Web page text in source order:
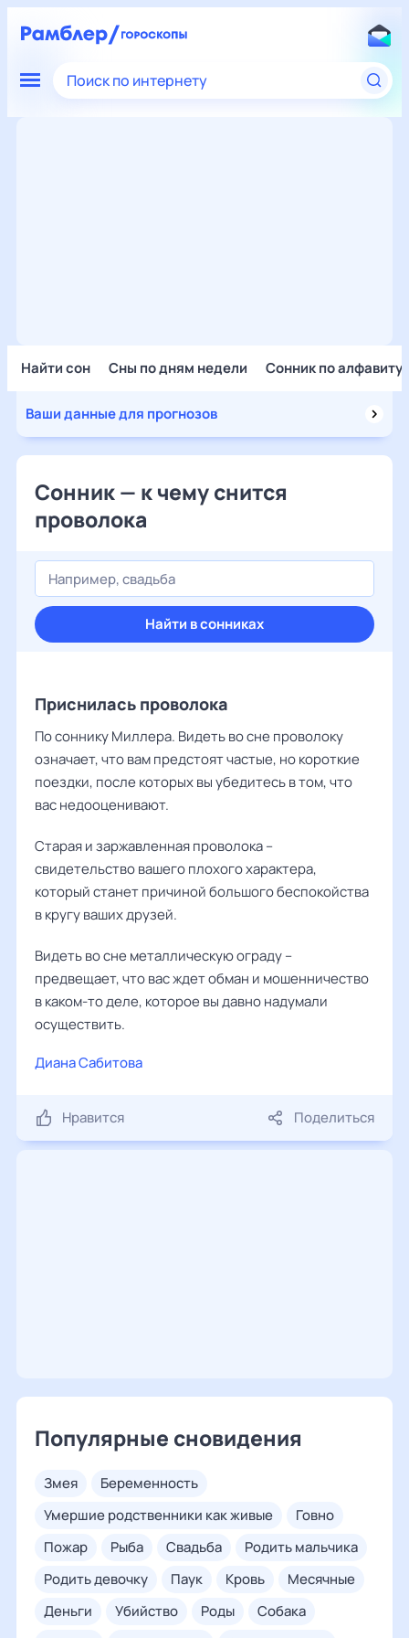
Поиск по интернету
Найти сон Сны по дням недели Сонник по алфавиту
Ваши данные для прогнозов
Сонник — к чему снится
проволока
Найти в сонниках
Приснилась проволока
По соннику Миллера. Видеть во сне проволоку
означает, что вам предстоят частые, но короткие
поездки, после которых вы убедитесь в том, что
вас недооценивают.
Старая и заржавленная проволока –
свидетельство вашего плохого характера,
который станет причиной большого беспокойства
в кругу ваших друзей.
Видеть во сне металлическую ограду –
предвещает, что вас ждет обман и мошенничество
в каком-то деле, которое вы давно надумали
осуществить.
Диана Сабитова
Нравится Поделиться
Популярные сновидения
змея
беременность
умершие родственники как живые
говно
пожар
рыба свадьба
родить мальчика
родить девочку
паук кровь
месячные
деньги
убийство роды
собака